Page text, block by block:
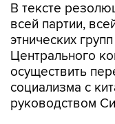
В тексте
всей партии,
этнических
Центрального
осуществить
социализма с
руководством